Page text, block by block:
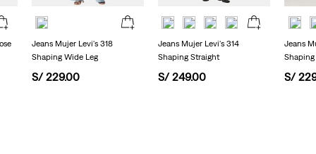
Jeans Mujer Levi's 318
Shaping Wide Leg
S/ 229.00
Jeans Mujer Levi's 314
Shaping Straight
S/ 249.00
Jeans
S/